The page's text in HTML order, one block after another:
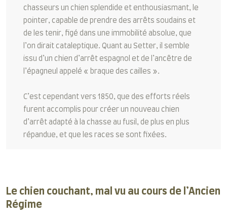
chasseurs un chien splendide et enthousiasmant, le
pointer, capable de prendre des arrêts soudains et
de les tenir, figé dans une immobilité absolue, que
l’on dirait cataleptique. Quant au Setter, il semble
issu d’un chien d’arrêt espagnol et de l’ancêtre de
l’épagneul appelé « braque des cailles ».
C’est cependant vers 1850, que des efforts réels
furent accomplis pour créer un nouveau chien
d’arrêt adapté à la chasse au fusil, de plus en plus
répandue, et que les races se sont fixées.
Le chien couchant, mal vu au cours de l’Ancien
Régime